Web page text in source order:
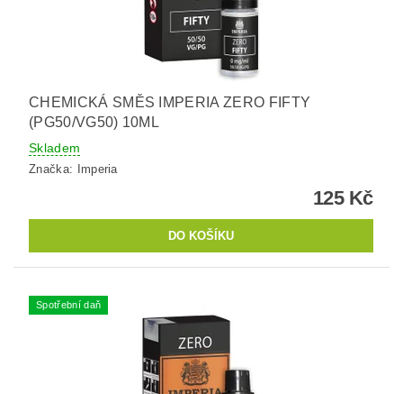
CHEMICKÁ SMĚS IMPERIA ZERO FIFTY
(PG50/VG50) 10ML
Skladem
Značka: Imperia
125 Kč
Spotřební daň